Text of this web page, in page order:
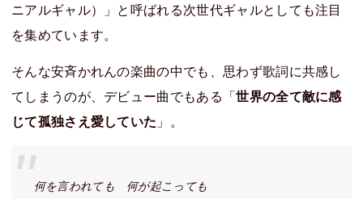
ニアルギャル）」と呼ばれる次世代ギャルとしても注目
を集めています。
そんな安斉かれんの楽曲の中でも、思わず歌詞に共感し
てしまうのが、デビュー曲でもある「世界の全て敵に感
じて孤独さえ愛していた 」。
何を言われても 何が起こっても